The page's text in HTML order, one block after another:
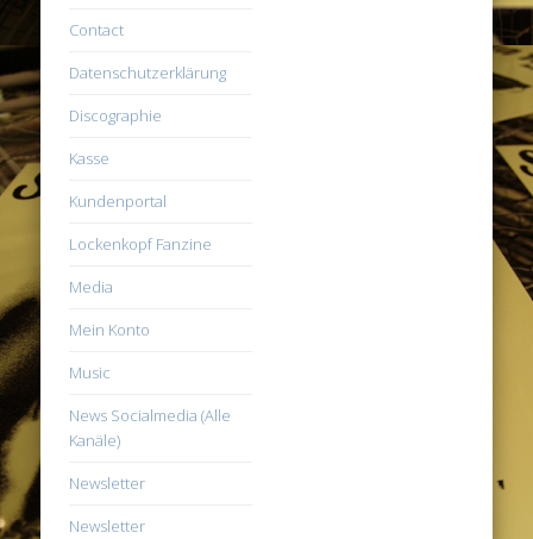
Contact
Datenschutzerklärung
Discographie
Kasse
Kundenportal
Lockenkopf Fanzine
Media
Mein Konto
Music
News Socialmedia (Alle
Kanäle)
Newsletter
Newsletter